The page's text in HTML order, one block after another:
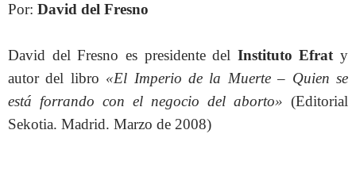
Por: David del Fresno
David del Fresno es presidente del Instituto Efrat y
autor del libro «El Imperio de la Muerte – Quien se
está forrando con el negocio del aborto» (Editorial
Sekotia. Madrid. Marzo de 2008)